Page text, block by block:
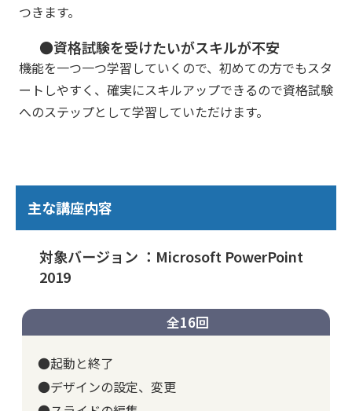
つきます。
●資格試験を受けたいがスキルが不安
機能を一つ一つ学習していくので、初めての方でもスタ
ートしやすく、確実にスキルアップできるので資格試験
へのステップとして学習していただけます。
主な講座内容
対象バージョン ：Microsoft PowerPoint
2019
全16回
●起動と終了
●デザインの設定、変更